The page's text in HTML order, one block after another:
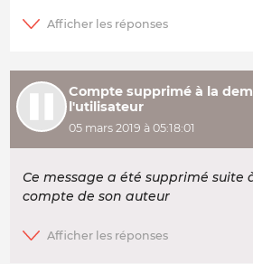
Compte supprimé à la
l'utilisateur
05 mars 2019 à 05:18:01
Ce message a été supprimé suite
compte de son auteur